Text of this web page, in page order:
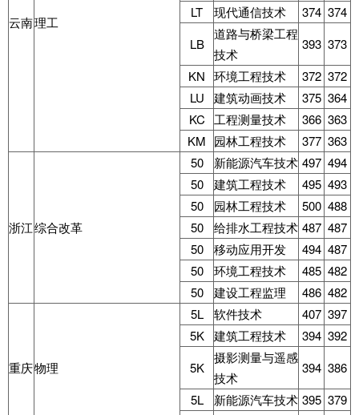
云南理工
LT
现代通信技术 374 374
LB
道路与桥梁工程
技术
393 373
KN 环境工程技术 372 372
LU
建筑动画技术 375 364
KC 工程测量技术 366 363
KM 园林工程技术 377 363
浙江综合改革
50 新能源汽车技术 497 494
50
建筑工程技术 495 493
50
园林工程技术 500 488
50
给排水工程技术 487 487
50
移动应用开发 494 487
50
环境工程技术 485 482
50
建设工程监理 486 482
重庆物理
5L 软件技术 407 397
5K 建筑工程技术 394 392
5K
摄影测量与遥感
技术
394 386
5L
新能源汽车技术 395 379